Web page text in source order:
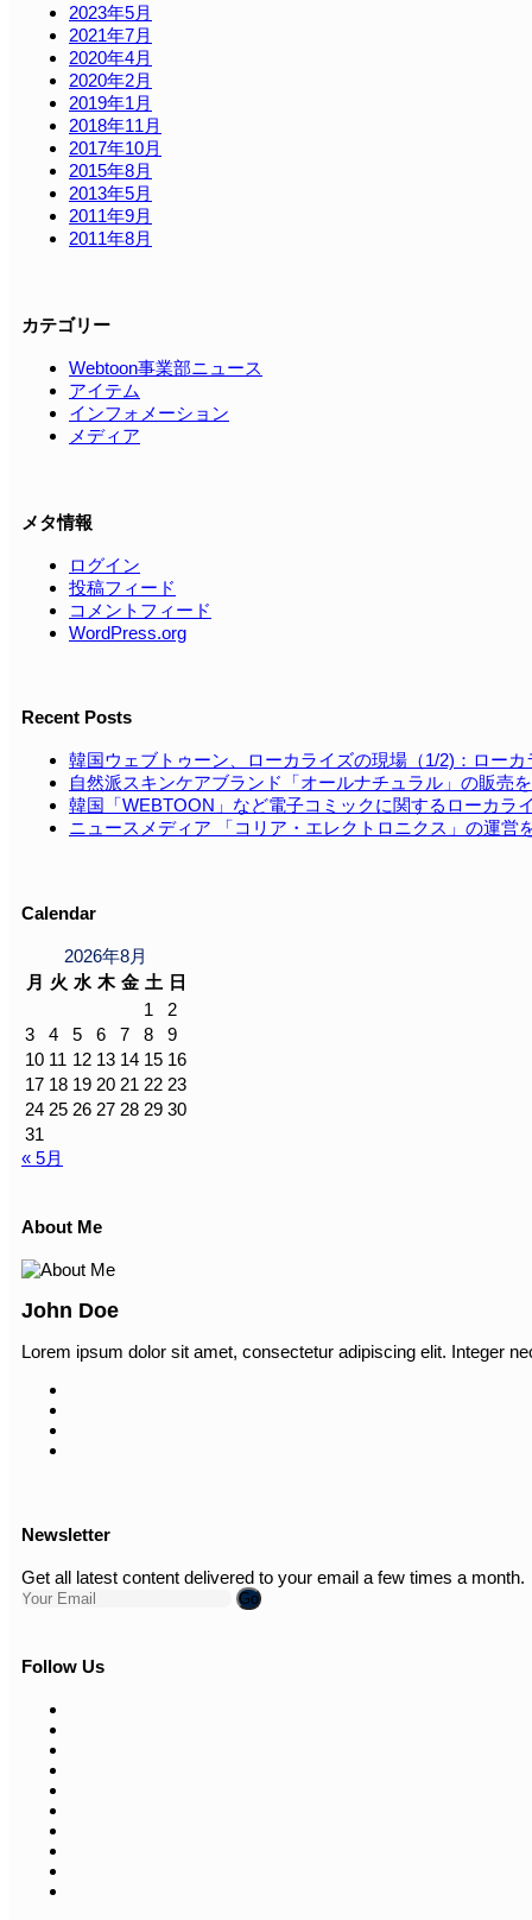
2023年5月
2021年7月
2020年4月
2020年2月
2019年1月
2018年11月
2017年10月
2015年8月
2013年5月
2011年9月
2011年8月
カテゴリー
Webtoon事業部ニュース
アイテム
インフォメーション
メディア
メタ情報
ログイン
投稿フィード
コメントフィード
WordPress.org
Recent Posts
韓国ウェブトゥーン、ローカライズの現場（1/2)：ロー
自然派スキンケアブランド「オールナチュラル」の販売
韓国「WEBTOON」など電⼦コミックに関するローカラ
ニュースメディア 「コリア・エレクトロニクス」の運営
Calendar
2026年8月
月 火 水 木 金 土 日
1
2
3
4 5 6 7 8
9
10 11 12 13 14 15 16
17 18 19 20 21 22 23
24 25 26 27 28 29 30
31
« 5月
About Me
John Doe
Lorem ipsum dolor sit amet, consectetur adipiscing elit. Integer
Newsletter
Get all latest content delivered to your email a few times a month.
Go
Follow Us